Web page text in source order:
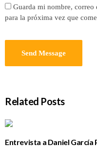
Guarda mi nombre, correo
para la próxima vez que
Related Posts
Entrevista a Daniel García